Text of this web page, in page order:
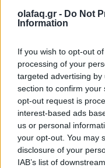
olafaq.gr - Do Not
Information
If you wish to opt-out
processing of your
targeted advertising
section to confirm your
opt-out request is
interest-based ads
us or personal
your opt-out. You may
disclosure of your
IAB’s list of
Δημοσιεύθηκε σεΘέατρο |
Καρέζη», Μαρία Χάνου